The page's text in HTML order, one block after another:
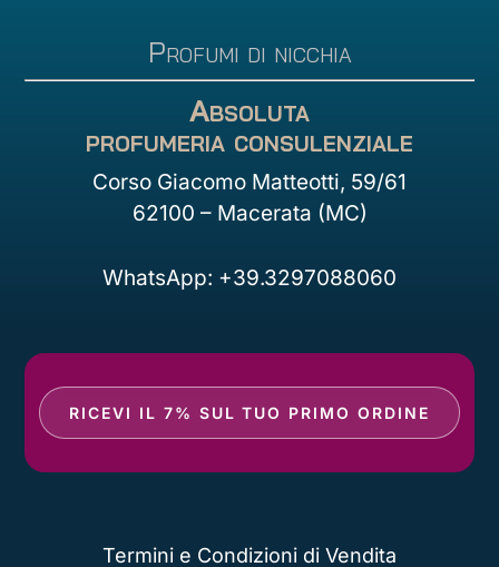
Profumi di nicchia
Absoluta
profumeria consulenziale
Corso Giacomo Matteotti, 59/61
62100 – Macerata (MC)
WhatsApp: +39.3297088060
RICEVI IL 7% SUL TUO PRIMO ORDINE
Termini e Condizioni di Vendita